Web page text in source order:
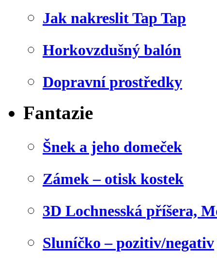
Jak nakreslit Tap Tap
Horkovzdušný balón
Dopravní prostředky
Fantazie
Šnek a jeho domeček
Zámek – otisk kostek
3D Lochnesská příšera,
Sluníčko – pozitiv/negativ